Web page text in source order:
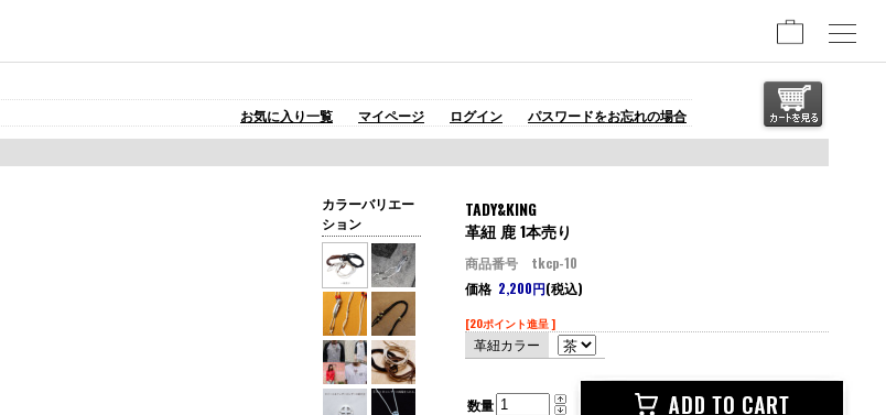
お気に入り一覧
マイページ ログイン パスワードをお忘れの場合
TADY&KING
革紐 鹿 1本売り
商品番号 tkcp-10
価格 2,200円(税込)
[20ポイント進呈 ]
革紐カラー
数量
カラーバリエー
ション